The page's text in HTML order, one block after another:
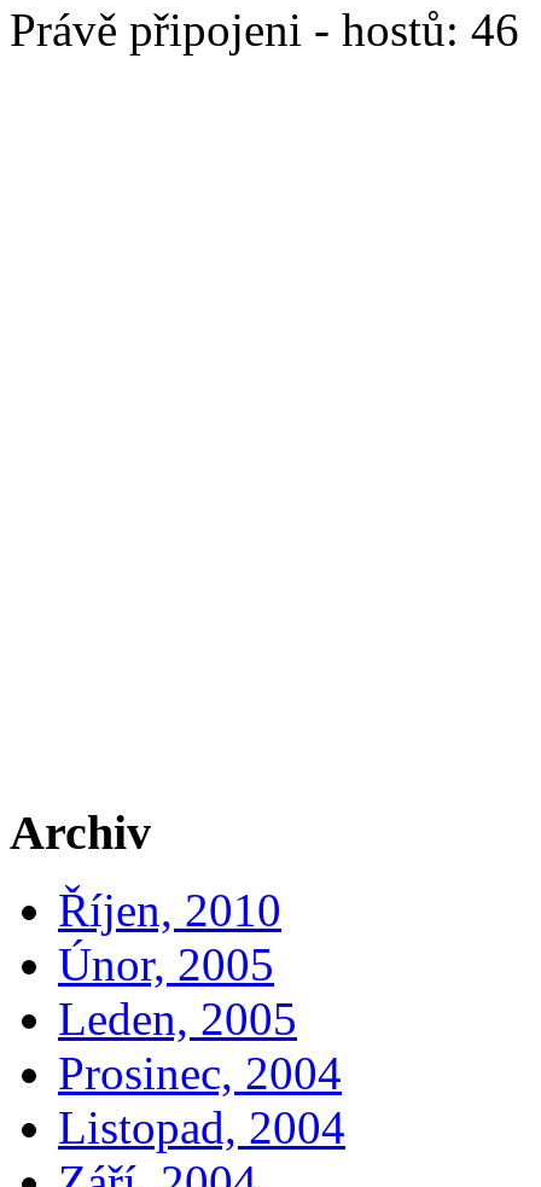
Právě připojeni - hostů: 46
Archiv
Říjen, 2010
Únor, 2005
Leden, 2005
Prosinec, 2004
Listopad, 2004